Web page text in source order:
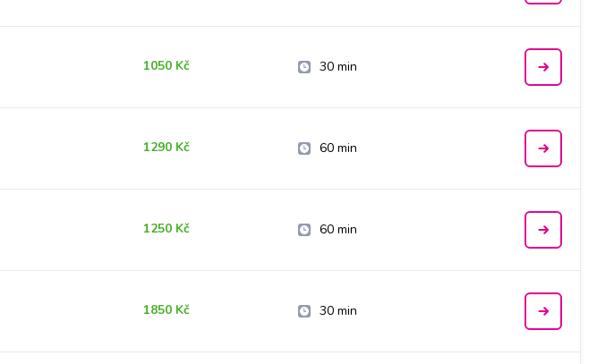
1050 Kč 30 min
1290 Kč 60 min
1250 Kč 60 min
1850 Kč 30 min